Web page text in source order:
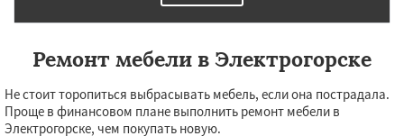
Ремонт мебели в Электрогорске
Не стоит торопиться выбрасывать мебель, если она пострадала.
Проще в финансовом плане выполнить ремонт мебели в
Электрогорске, чем покупать новую.